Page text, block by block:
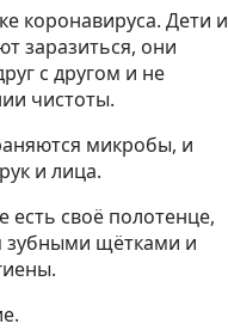
коронавируса. Дети и
заразиться, они
с другом и не
чистоты.
микробы, и
и лица.
есть своё полотенце,
зубными щётками и